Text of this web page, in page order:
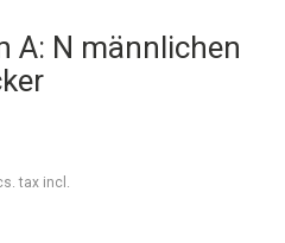
A: N männlichen
tax incl.